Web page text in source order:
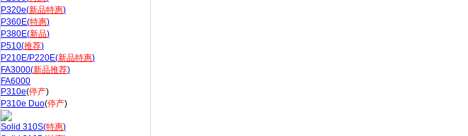
P320e(新品特惠)
P360E(特惠)
P380E(新品)
P510(推荐)
P210E/P220E(新品特惠)
FA3000(新品推荐)
FA6000
P310e(停产)
P310e Duo(停产)
Solid 310S(特惠)